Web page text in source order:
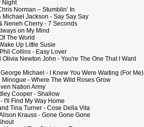
Night
Norman – Stumblin’ In
Michael Jackson - Say Say Say
Neneh Cherry - 7 Seconds
on My Mind
The World
Up Little Susie
Collins - Easy Lover
Newton John - You're The One That I Want
Michael - I Knew You Were Waiting (For Me)
Minogue - Where The Wild Roses Grow
Nation Army
Cooper - Shallow
I'll Find My Way Home
Tina Turner - Cose Della Vita
Krauss - Gone Gone Gone